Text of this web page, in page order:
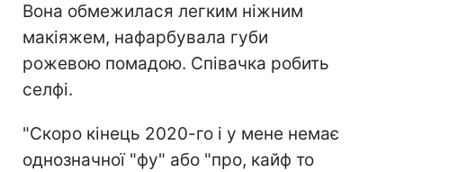
Вона обмежилася легким ніжним
макіяжем, нафарбувала губи
рожевою помадою. Співачка робить
селфі.
"Скоро кінець 2020-го і у мене немає
однозначної "фу" або "про, кайф то